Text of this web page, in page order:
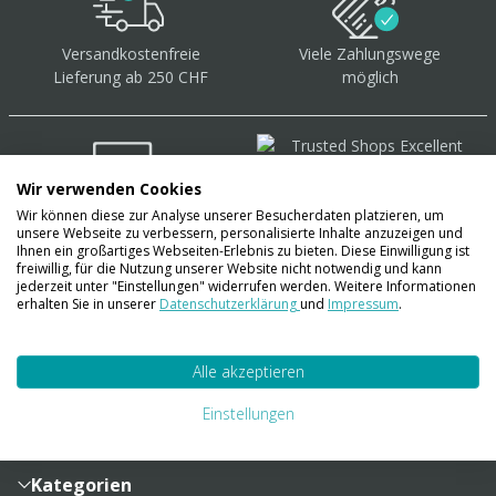
Versandkostenfreie
Lieferung ab 250 CHF
Viele Zahlungswege
möglich
Über 40.000 Artikel auf
Lager
Sendungsverfolgung
Zahlung und Versand
Lieferinformationen
Kategorien
Wir verwenden Cookies
Wir können diese zur Analyse unserer Besucherdaten platzieren, um
unsere Webseite zu verbessern, personalisierte Inhalte anzuzeigen und
Ihnen ein großartiges Webseiten-Erlebnis zu bieten. Diese Einwilligung ist
freiwillig, für die Nutzung unserer Website nicht notwendig und kann
jederzeit unter "Einstellungen" widerrufen werden. Weitere Informationen
erhalten Sie in unserer Datenschutzerklärungund Impressum.
Alle akzeptieren
Einstellungen